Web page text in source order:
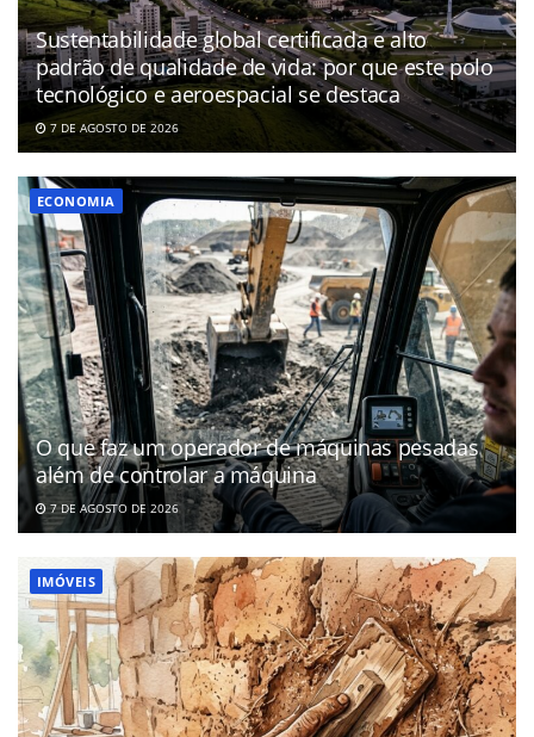
Sustentabilidade global certificada e alto
padrão de qualidade de vida: por que este polo
tecnológico e aeroespacial se destaca
7 DE AGOSTO DE 2026
ECONOMIA
O que faz um operador de máquinas pesadas
além de controlar a máquina
7 DE AGOSTO DE 2026
IMÓVEIS